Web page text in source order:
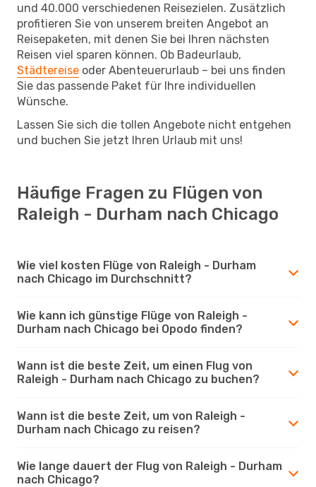
und 40.000 verschiedenen Reisezielen. Zusätzlich
profitieren Sie von unserem breiten Angebot an
Reisepaketen, mit denen Sie bei Ihren nächsten
Reisen viel sparen können. Ob Badeurlaub,
Städtereise oder Abenteuerurlaub – bei uns finden
Sie das passende Paket für Ihre individuellen
Wünsche.
Lassen Sie sich die tollen Angebote nicht entgehen
und buchen Sie jetzt Ihren Urlaub mit uns!
Häufige Fragen zu Flügen von
Raleigh - Durham nach Chicago
Wie viel kosten Flüge von Raleigh - Durham
nach Chicago im Durchschnitt?
Wie kann ich günstige Flüge von Raleigh -
Durham nach Chicago bei Opodo finden?
Wann ist die beste Zeit, um einen Flug von
Raleigh - Durham nach Chicago zu buchen?
Wann ist die beste Zeit, um von Raleigh -
Durham nach Chicago zu reisen?
Wie lange dauert der Flug von Raleigh - Durham
nach Chicago?